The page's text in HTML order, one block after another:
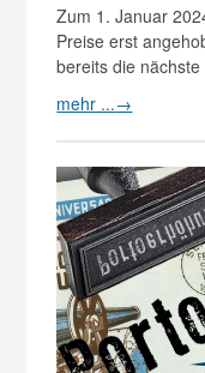
Zum 1. Januar
Preise erst
bereits die
mehr ...→